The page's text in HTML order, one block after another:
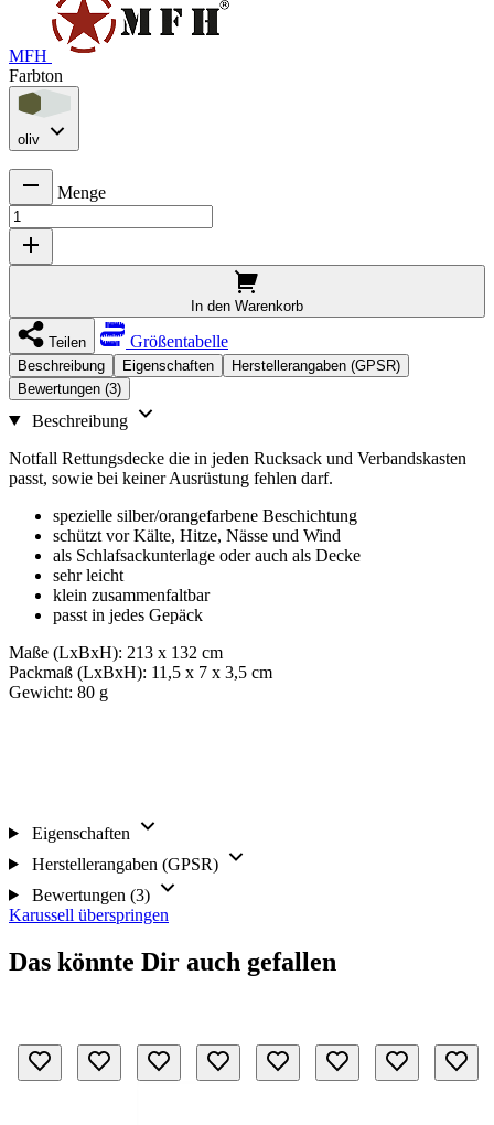
MFH
Farbton
oliv
Menge
In den Warenkorb
Teilen Größentabelle
Beschreibung Eigenschaften
Herstellerangaben (GPSR)
Bewertungen (3)
Beschreibung
Notfall Rettungsdecke die in jeden Rucksack und Verbandskasten
passt, sowie bei keiner Ausrüstung fehlen darf.
spezielle silber/orangefarbene Beschichtung
schützt vor Kälte, Hitze, Nässe und Wind
als Schlafsackunterlage oder auch als Decke
sehr leicht
klein zusammenfaltbar
passt in jedes Gepäck
Maße (LxBxH): 213 x 132 cm
Packmaß (LxBxH): 11,5 x 7 x 3,5 cm
Gewicht: 80 g
Eigenschaften
Herstellerangaben (GPSR)
Bewertungen (3)
Karussell überspringen
Das könnte Dir auch gefallen